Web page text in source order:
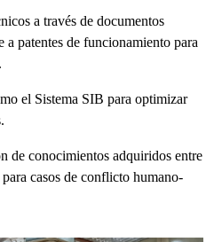
a través de documentos
a patentes de funcionamiento para
el Sistema SIB para optimizar
de conocimientos adquiridos entre
casos de conflicto humano-